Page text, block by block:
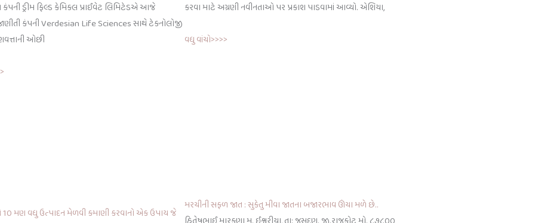
ડ્રીમ ફિલ્ડ કેમિકલ પ્રાઈવેટ લિમિટેડએ આજે
કંપની Verdesian Life Sciences સાથે ટેકનોલોજી
ઓછી
કરવા માટે અગ્રણી નવીનતાઓ પર પ્રકાશ પાડવામાં આવ્યો. એશિયા,
વધુ વાંચો>>>>
10 મણ વધુ ઉત્પાદન મેળવી કમાણી કરવાનો એક ઉપાય જે
મરચીની સફળ જાત : સુકેતુ મીવા જાતના બજારભાવ ઊંચા મળે છે..